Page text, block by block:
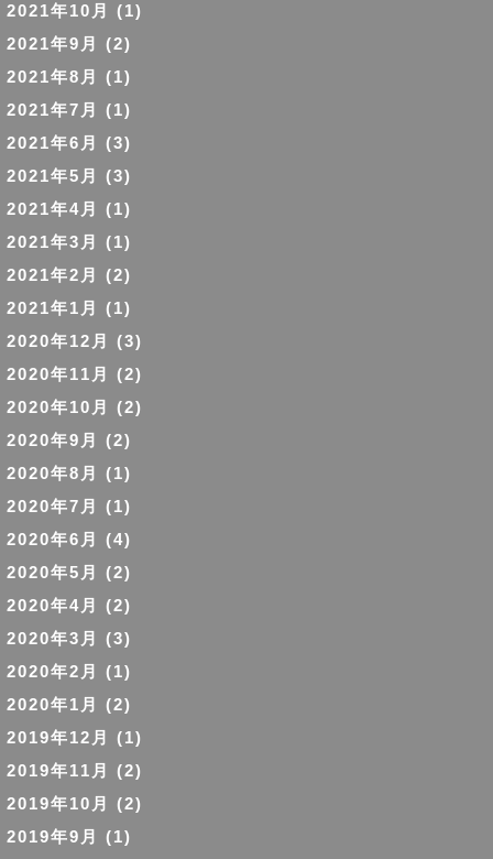
2021年10月
(1)
2021年9月
(2)
2021年8月
(1)
2021年7月
(1)
2021年6月
(3)
2021年5月
(3)
2021年4月
(1)
2021年3月
(1)
2021年2月
(2)
2021年1月
(1)
2020年12月
(3)
2020年11月
(2)
2020年10月
(2)
2020年9月
(2)
2020年8月
(1)
2020年7月
(1)
2020年6月
(4)
2020年5月
(2)
2020年4月
(2)
2020年3月
(3)
2020年2月
(1)
2020年1月
(2)
2019年12月
(1)
2019年11月
(2)
2019年10月
(2)
2019年9月
(1)